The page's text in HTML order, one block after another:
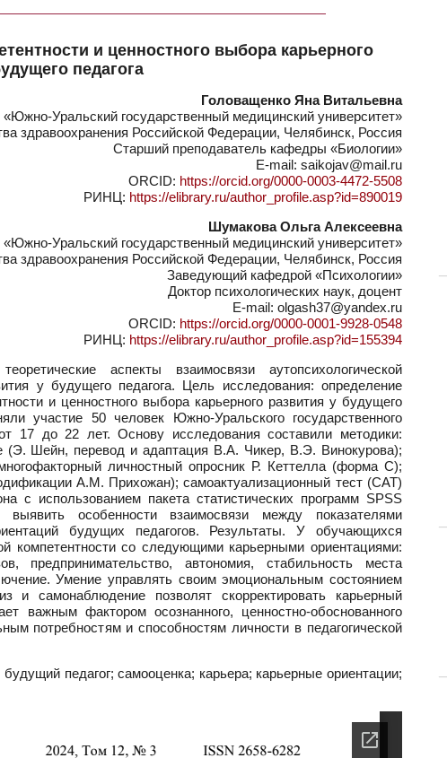
и ценностного выбора карьерного
педагога
Головащенко Яна Витальевна
Уральский государственный медицинский университет»
здравоохранения Российской Федерации, Челябинск, Россия
Старший преподаватель кафедры «Биологии»
E-mail: saikojav@mail.ru
ORCID: https://orcid.org/0000-0003-4472-5508
РИНЦ: https://elibrary.ru/author_profile.asp?id=890019
Шумакова Ольга Алексеевна
Уральский государственный медицинский университет»
здравоохранения Российской Федерации, Челябинск, Россия
Заведующий кафедрой «Психологии»
Доктор психологических наук, доцент
E-mail: olgash37@yandex.ru
ORCID: https://orcid.org/0000-0001-9928-0548
РИНЦ: https://elibrary.ru/author_profile.asp?id=155394
аспекты взаимосвязи аутопсихологической
у будущего педагога. Цель исследования: определение
и ценностного выбора карьерного развития у будущего
участие 50 человек Южно-Уральского государственного
от 17 до 22 лет. Основу исследования составили методики:
(Э. Шейн, перевод и адаптация В.А. Чикер, В.Э. Винокурова);
личностный опросник Р. Кеттелла (форма С);
А.М. Прихожан); самоактуализационный тест (САТ)
с использованием пакета статистических программ SPSS
особенности взаимосвязи между показателями
будущих педагогов. Результаты. У обучающихся
компетентности со следующими карьерными ориентациями:
предпринимательство, автономия, стабильность места
Умение управлять своим эмоциональным состоянием
и самонаблюдение позволят скорректировать карьерный
важным фактором осознанного, ценностно-обоснованного
потребностям и способностям личности в педагогической
будущий педагог; самооценка; карьера; карьерные ориентации;